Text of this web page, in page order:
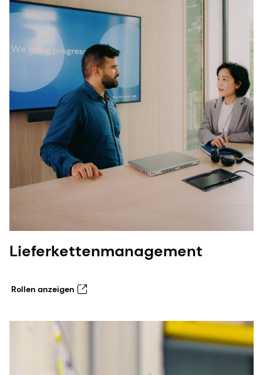
Lieferkettenmanagement
Rollen anzeigen